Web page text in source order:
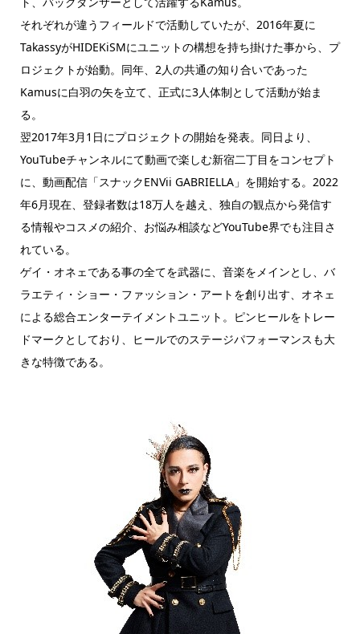
それぞれが違うフィールドで活動していたが、2016年夏に
TakassyがHIDEKiSMにユニットの構想を持ち掛けた事から、プ
ロジェクトが始動。同年、2人の共通の知り合いであった
Kamusに白羽の矢を立て、正式に3人体制として活動が始ま
る。
翌2017年3月1日にプロジェクトの開始を発表。同日より、
YouTubeチャンネルにて動画で楽しむ新宿二丁目をコンセプト
に、動画配信「スナックENVii GABRIELLA」を開始する。2022
年6月現在、登録者数は18万人を越え、独自の観点から発信す
る情報やコスメの紹介、お悩み相談などYouTube界でも注目さ
れている。
ゲイ・オネェである事の全てを武器に、音楽をメインとし、バ
ラエティ・ショー・ファッション・アートを創り出す、オネェ
による総合エンターテイメントユニット。ピンヒールをトレー
ドマークとしており、ヒールでのステージパフォーマンスも大
きな特徴である。